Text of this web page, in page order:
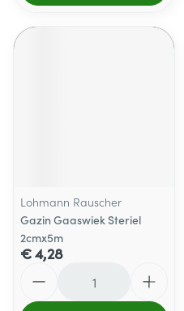
Lohmann Rauscher
Gazin Gaaswiek Steriel
2cmx5m
€ 4,28